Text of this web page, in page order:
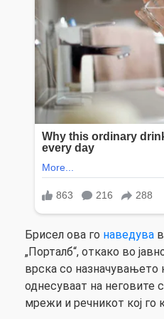
Брисел ова го наведува
„Порталб“, откако во
врска со назначувањето
однесуваат на неговите
мрежи и речникот кој го